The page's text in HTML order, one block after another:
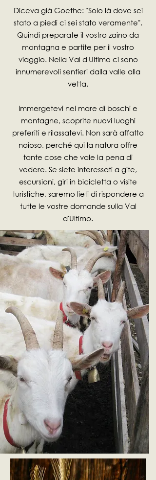
Diceva già Goethe: "Solo là dove sei
stato a piedi ci sei stato veramente".
Quindi preparate il vostro zaino da
montagna e partite per il vostro
viaggio. Nella Val d'Ultimo ci sono
innumerevoli sentieri dalla valle alla
vetta.
Immergetevi nel mare di boschi e
montagne, scoprite nuovi luoghi
preferiti e rilassatevi. Non sarà affatto
noioso, perché qui la natura offre
tante cose che vale la pena di
vedere. Se siete interessati a gite,
escursioni, giri in bicicletta o visite
turistiche, saremo lieti di rispondere a
tutte le vostre domande sulla Val
d'Ultimo.